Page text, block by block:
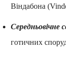
Віндабона
Середньовічне
готичних